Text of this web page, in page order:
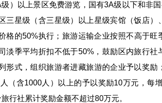
）以上景区免费游览，国有3A级以下和非
三星级（含三星级）以上星级宾馆（饭店）
格的50%执行；旅游运输企业按照不高于旺
淡季平均折扣不低于50%，鼓励区内旅行社
形式，组织旅游者进藏旅游的企业予以奖励
（含1000人）以上的予以奖励10万元，每
行社累计奖励金额不超过80万元。